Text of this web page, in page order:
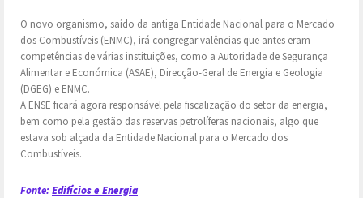
PT EN
O novo organismo, saído da antiga Entidade Nacional para o Mercado
dos Combustíveis (ENMC), irá congregar valências que antes eram
competências de várias instituições, como a Autoridade de Segurança
Alimentar e Económica (ASAE), Direcção-Geral de Energia e Geologia
(DGEG) e ENMC.
A ENSE ficará agora responsável pela fiscalização do setor da energia,
bem como pela gestão das reservas petrolíferas nacionais, algo que
estava sob alçada da Entidade Nacional para o Mercado dos
Combustíveis.
Fonte: Edifícios e Energia